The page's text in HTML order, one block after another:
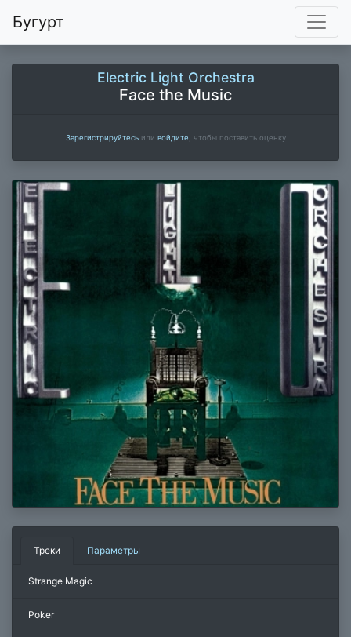
Бугурт
Electric Light Orchestra
Face the Music
Зарегистрируйтесьили войдите , чтобы поставить оценку
Треки Параметры
Strange Magic
Poker